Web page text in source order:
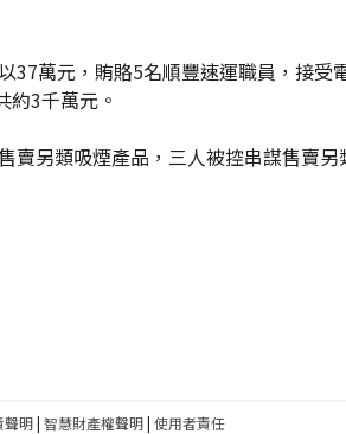
萬元，賄賂5名順豐速運職員，接受
約3千萬元。
另類吸煙產品，三人被控串謀售賣另
聲明| 智慧財產權聲明| 使用者責任